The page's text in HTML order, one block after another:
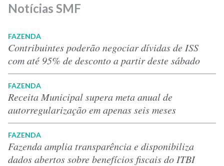
Notícias SMF
FAZENDA
Contribuintes poderão negociar dívidas de ISS
com até 95% de desconto a partir deste sábado
FAZENDA
Receita Municipal supera meta anual de
autorregularização em apenas seis meses
FAZENDA
Fazenda amplia transparência e disponibiliza
dados abertos sobre benefícios fiscais do ITBI